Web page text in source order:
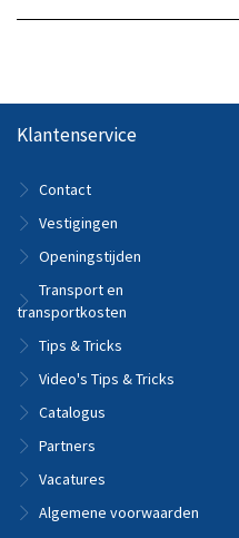
Klantenservice
Contact
Vestigingen
Openingstijden
Transport en
transportkosten
Tips & Tricks
Video's Tips & Tricks
Catalogus
Partners
Vacatures
Algemene voorwaarden